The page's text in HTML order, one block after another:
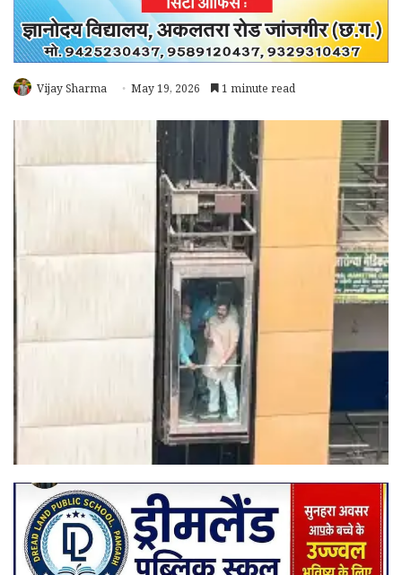
Vijay Sharma May 19, 2026 1 minute read